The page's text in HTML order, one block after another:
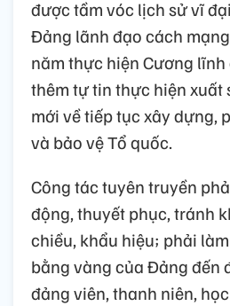
được tầm vóc lịch sử vĩ
Đảng lãnh đạo cách
năm thực hiện Cương
thêm tự tin thực hiện xuất
mới về tiếp tục xây dựng,
và bảo vệ Tổ quốc.
Công tác tuyên truyền
động, thuyết phục, tránh
chiều, khẩu hiệu; phải
bằng vàng của Đảng đến
đảng viên, thanh niên,